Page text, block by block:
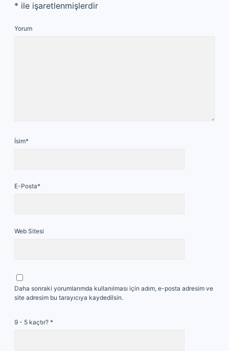
* ile işaretlenmişlerdir
Yorum
İsim*
E-Posta*
Web Sitesi
Daha sonraki yorumlarımda kullanılması için adım, e-posta adresim ve
site adresim bu tarayıcıya kaydedilsin.
9 - 5 kaçtır? *